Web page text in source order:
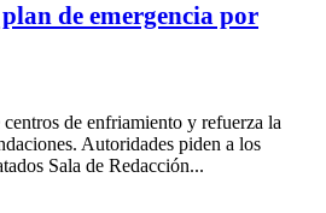
de emergencia por
de enfriamiento y refuerza la
Autoridades piden a los
Sala de Redacción...